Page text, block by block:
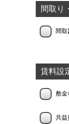
間取り
間取
賃料設
敷金
共益